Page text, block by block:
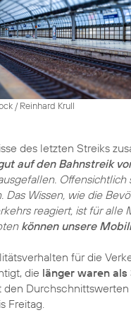
/ Reinhard Krull
des letzten Streiks
auf den Bahnstreik
Offensichtlich
Das Wissen, wie die
reagiert, ist für alle
können unsere
für die
die länger waren
Freitag.